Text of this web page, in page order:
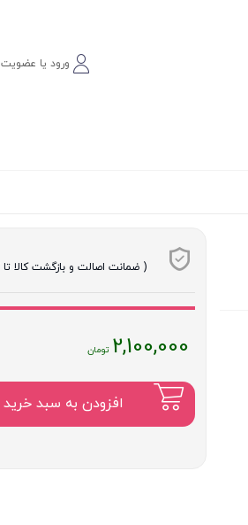
ورود یا عضویت
( ضمانت اصالت و بازگشت کالا تا 7 روز )
2,100,000قیمت
فعلی
:
۲,۱۰۰,۰۰۰
افزودن به سبد خرید